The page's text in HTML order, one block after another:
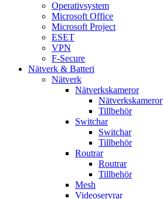
Operativsystem
Microsoft Office
Microsoft Project
ESET
VPN
F-Secure
Nätverk & Batteri
Nätverk
Nätverkskameror
Nätverkskameror
Tillbehör
Switchar
Switchar
Tillbehör
Routrar
Routrar
Tillbehör
Mesh
Videoservrar